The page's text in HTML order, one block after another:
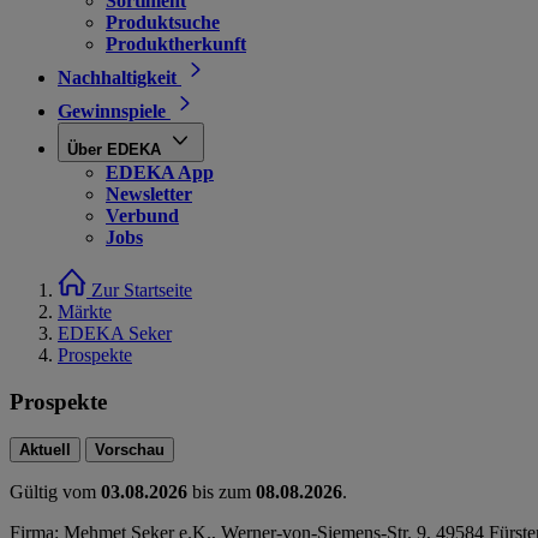
Produktsuche
Produktherkunft
Nachhaltigkeit
Gewinnspiele
Über EDEKA
EDEKA App
Newsletter
Verbund
Jobs
Zur Startseite
Märkte
EDEKA Seker
Prospekte
Prospekte
Aktuell Vorschau
Gültig vom 03.08.2026 bis zum 08.08.2026.
Firma: Mehmet Seker e.K., Werner-von-Siemens-Str. 9, 49584